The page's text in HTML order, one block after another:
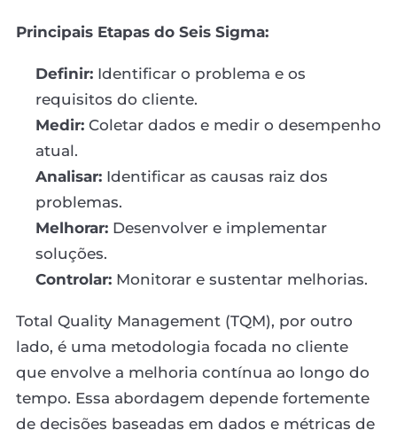
Principais Etapas do Seis Sigma:
Definir: Identificar o problema e os
requisitos do cliente.
Medir: Coletar dados e medir o desempenho
atual.
Analisar: Identificar as causas raiz dos
problemas.
Melhorar: Desenvolver e implementar
soluções.
Controlar: Monitorar e sustentar melhorias.
Total Quality Management (TQM), por outro
lado, é uma metodologia focada no cliente
que envolve a melhoria contínua ao longo do
tempo. Essa abordagem depende fortemente
de decisões baseadas em dados e métricas de